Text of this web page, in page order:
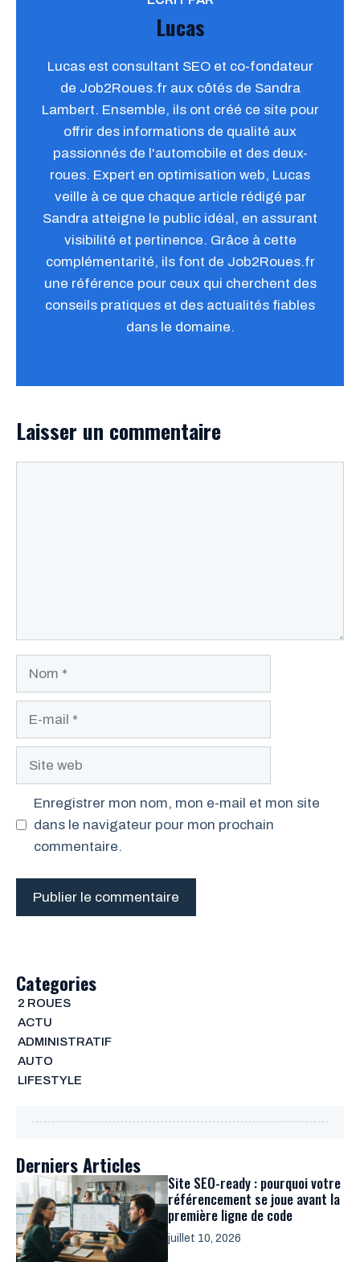
Lucas
Lucas est consultant SEO et co-fondateur
de Job2Roues.fr aux côtés de Sandra
Lambert. Ensemble, ils ont créé ce site pour
offrir des informations de qualité aux
passionnés de l'automobile et des deux-
roues. Expert en optimisation web, Lucas
veille à ce que chaque article rédigé par
Sandra atteigne le public idéal, en assurant
visibilité et pertinence. Grâce à cette
complémentarité, ils font de Job2Roues.fr
une référence pour ceux qui cherchent des
conseils pratiques et des actualités fiables
dans le domaine.
Laisser un commentaire
Site
Enregistrer mon nom, mon e-mail et mon site
dans le navigateur pour mon prochain
commentaire.
Categories
2 ROUES
ACTU
ADMINISTRATIF
AUTO
LIFESTYLE
Derniers Articles
Site SEO-ready : pourquoi votre
référencement se joue avant la
première ligne de code
juillet 10, 2026